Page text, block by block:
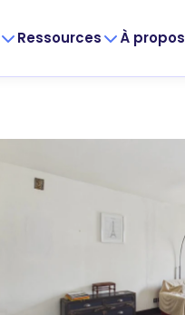
Ressources À propos